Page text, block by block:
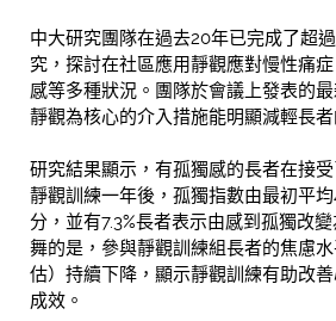
中大研究團隊在過去20年已完成了超
究，探討在社區應用靜觀應對慢性痛
感等多種狀況。團隊於會議上發表的
靜觀為核心的介入措施能明顯減輕長者
研究結果顯示，有孤獨感的長者在接
靜觀訓練一年後，孤獨指數由最初平
分，並有7.3%長者表示由感到孤獨改
舞的是，參與靜觀訓練組長者的焦慮
估）持續下降，顯示靜觀訓練有助改
成效。